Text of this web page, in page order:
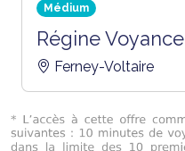
Médium
Régine Voyance
Ferney-Voltaire